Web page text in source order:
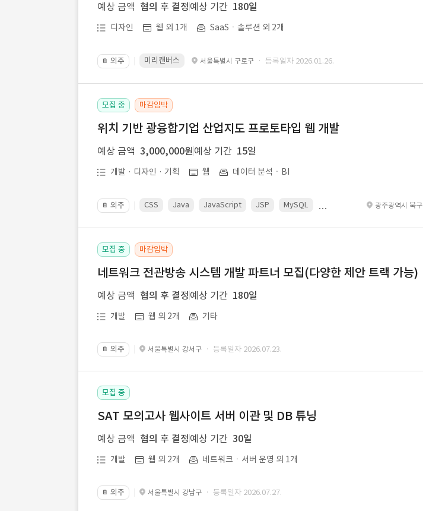
예상 금액 협의 후 결정 예상 기간 180일
디자인 웹 외 1개 SaaSㆍ솔루션 외 2개
📔 외주 미리캔버스 서울특별시 구로구 · 등록일자 2026.01.26.
모집 중 마감임박
위치 기반 광융합기업 산업지도 프로토타입 웹 개발
예상 금액 3,000,000원 예상 기간 15일
개발 · 디자인 · 기획 웹 데이터 분석ㆍBI
📔 외주 CSS Java JavaScript JSP MySQL Spring광주광역시 북구
모집 중 마감임박
네트워크 전관방송 시스템 개발 파트너 모집(다양한 제안 트랙 가능)
예상 금액 협의 후 결정 예상 기간 180일
개발 웹 외 2개 기타
📔 외주 서울특별시 강서구 · 등록일자 2026.07.23.
모집 중
SAT 모의고사 웹사이트 서버 이관 및 DB 튜닝
예상 금액 협의 후 결정 예상 기간 30일
개발 웹 외 2개 네트워크ㆍ서버 운영 외 1개
📔 외주 서울특별시 강남구 · 등록일자 2026.07.27.